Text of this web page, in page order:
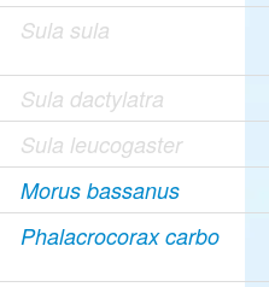
Sula sula
Sula dactylatra
Sula leucogaster
Morus bassanus
Phalacrocorax carbo